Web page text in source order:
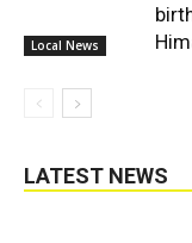
Local News
LATEST NEWS